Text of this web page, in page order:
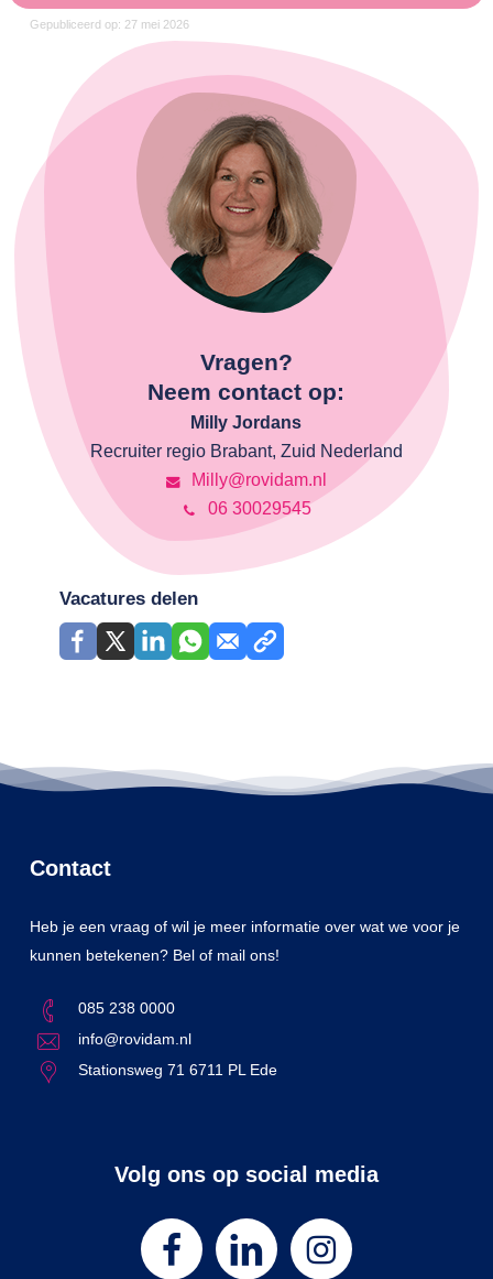
Gepubliceerd op: 27 mei 2026
Vragen?
Neem contact op:
Milly Jordans
Recruiter regio Brabant, Zuid Nederland
Milly@rovidam.nl
06 30029545
Vacatures delen
Contact
Heb je een vraag of wil je meer informatie over wat we voor je
kunnen betekenen? Bel of mail ons!
085 238 0000
info@rovidam.nl
Stationsweg 71 6711 PL Ede
Volg ons op social media